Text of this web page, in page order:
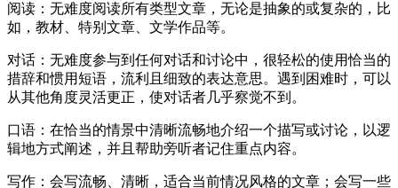
阅读：无难度阅读所有类型文章，无论是抽象的或复杂的，比
如，教材、特别文章、文学作品等。
对话：无难度参与到任何对话和讨论中，很轻松的使用恰当的
措辞和惯用短语，流利且细致的表达意思。遇到困难时，可以
从其他角度灵活更正，使对话者几乎察觉不到。
口语：在恰当的情景中清晰流畅地介绍一个描写或讨论，以逻
辑地方式阐述，并且帮助旁听者记住重点内容。
写作：会写流畅、清晰，适合当前情况风格的文章；会写一些